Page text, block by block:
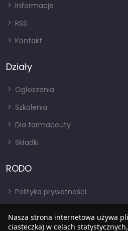
Informacje
RSS
Kontakt
Działy
Ogłoszenia
Szkolenia
Dla farmaceuty
Składki
RODO
Polityka prywatności
RODO
Nasza strona internetowa używa
ciasteczka) w celach